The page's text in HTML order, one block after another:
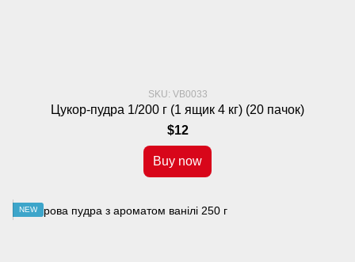
SKU: VB0033
Цукор-пудра 1/200 г (1 ящик 4 кг) (20 пачок)
$12
Buy now
NEW